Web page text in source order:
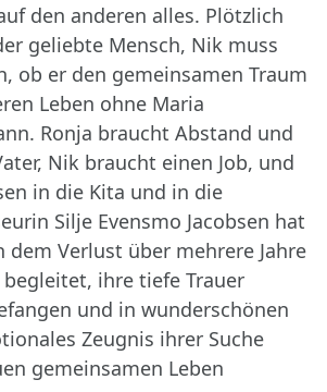
den anderen alles. Plötzlich
geliebte Mensch, Nik muss
ob er den gemeinsamen Traum
Leben ohne Maria
Ronja braucht Abstand und
Nik braucht einen Job, und
in die Kita und in die
Silje Evensmo Jacobsen hat
dem Verlust über mehrere Jahre
ihre tiefe Trauer
und in wunderschönen
Zeugnis ihrer Suche
gemeinsamen Leben